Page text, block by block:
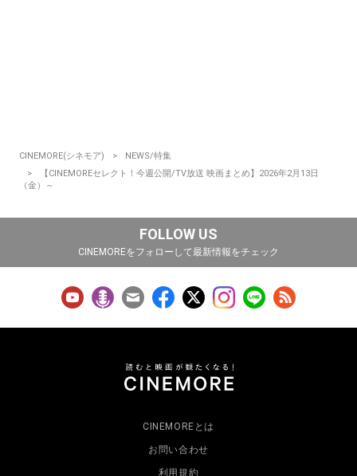
CINEMORE(シネモア)
NEWS/特集
【CINEMOREセレクト！今週公開/TV放送 映画まとめ】2026年2月13日
（金）～
FOLLOW US
CINEMOREをフォローして最新情報をチェック
CINEMOREとは
お問い合わせ
利用規約